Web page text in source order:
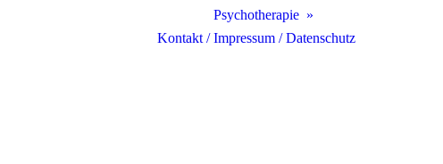
Psychotherapie
Kontakt / Impressum / Datenschutz